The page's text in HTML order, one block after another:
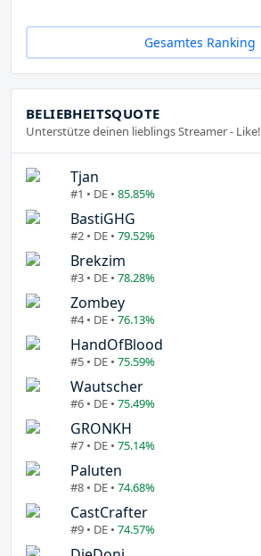
Gesamtes Ranking
BELIEBHEITSQUOTE
Unterstütze deinen lieblings Streamer - Like!
Tjan
#1 • DE • 85.85%
BastiGHG
#2 • DE • 79.52%
Brekzim
#3 • DE • 78.28%
Zombey
#4 • DE • 76.13%
HandOfBlood
#5 • DE • 75.59%
Wautscher
#6 • DE • 75.49%
GRONKH
#7 • DE • 75.14%
Paluten
#8 • DE • 74.68%
CastCrafter
#9 • DE • 74.57%